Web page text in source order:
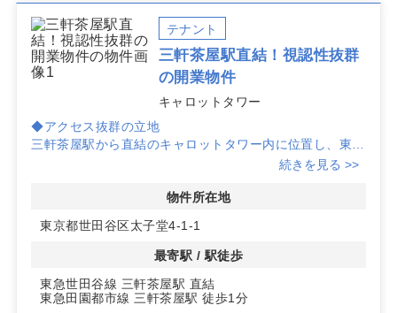
テナント
三軒茶屋駅直結！視認性抜群
の開業物件
キャロットタワー
◆アクセス抜群の立地
三軒茶屋駅から直結のキャロットタワー内に位置し、東急
田園都市線からも徒歩1分と通勤・通院に便利な好立地で
内科や小児科をはじめ、幅広い診療科目での開業が可能で
す。15階と13階にそれぞれ異なる面積の区画があり、診
◆利便性の高い設備
続きを見る >>
物件所在地
東京都世田谷区太子堂4-1-1
最寄駅 / 駅徒歩
東急世田谷線 三軒茶屋駅 直結
東急田園都市線 三軒茶屋駅 徒歩1分